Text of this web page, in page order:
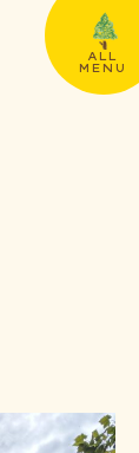
ALL
MENU